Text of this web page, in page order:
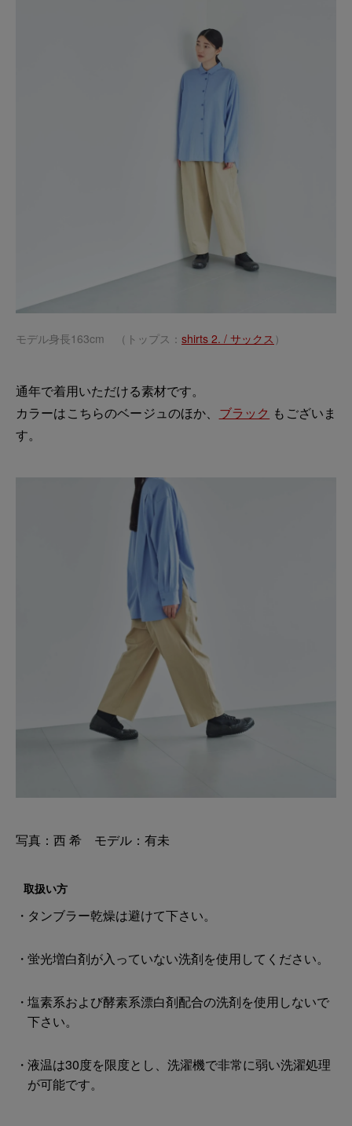
モデル身長163cm （トップス： shirts 2. / サックス ）
通年で着用いただける素材です。
カラーはこちらのベージュのほか、 ブラック もございま
す。
写真：西 希 モデル：有未
取扱い方
タンブラー乾燥は避けて下さい。
蛍光増白剤が入っていない洗剤を使用してください。
塩素系および酵素系漂白剤配合の洗剤を使用しないで
下さい。
液温は30度を限度とし、洗濯機で非常に弱い洗濯処理
が可能です。